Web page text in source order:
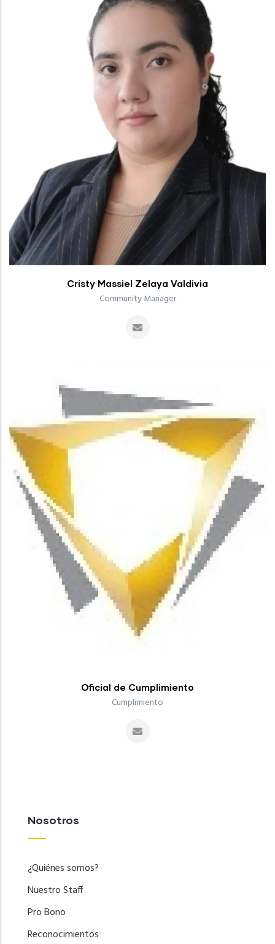
Cristy Massiel Zelaya Valdivia
Community Manager
Oficial de Cumplimiento
Cumplimiento
Nosotros
¿Quiénes somos?
Nuestro Staff
Pro Bono
Reconocimientos